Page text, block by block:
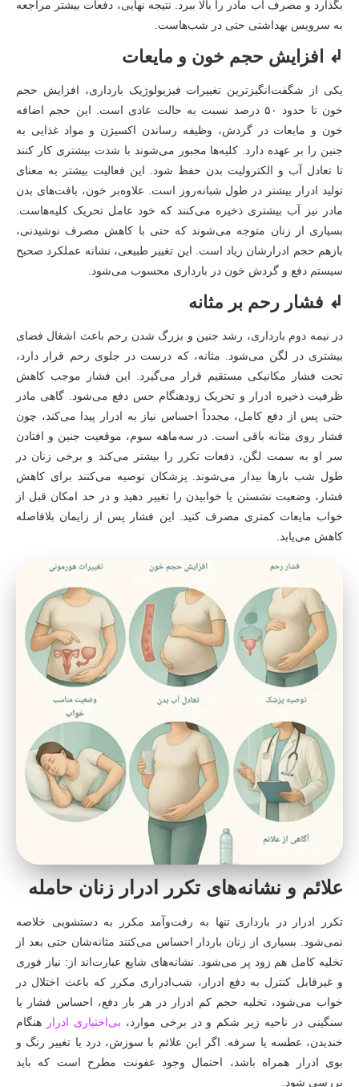
بگذارد و مصرف آب مادر را بالا ببرد. نتیجه نهایی، دفعات بیشتر مراجعه
به سرویس بهداشتی حتی در شب‌هاست.
↲ افزایش حجم خون و مایعات
یکی از شگفت‌انگیزترین تغییرات فیزیولوژیک بارداری، افزایش حجم
خون تا حدود ۵۰ درصد نسبت به حالت عادی است. این حجم اضافه
خون و مایعات در گردش، وظیفه رساندن اکسیژن و مواد غذایی به
جنین را بر عهده دارد. کلیه‌ها مجبور می‌شوند با شدت بیشتری کار کنند
تا تعادل آب و الکترولیت بدن حفظ شود. این فعالیت بیشتر به معنای
تولید ادرار بیشتر در طول شبانه‌روز است. علاوه‌بر خون، بافت‌های بدن
مادر نیز آب بیشتری ذخیره می‌کنند که خود عامل تحریک کلیه‌هاست.
بسیاری از زنان متوجه می‌شوند که حتی با کاهش مصرف نوشیدنی،
بازهم حجم ادرارشان زیاد است. این تغییر طبیعی، نشانه عملکرد صحیح
سیستم دفع و گردش خون در بارداری محسوب می‌شود.
↲ فشار رحم بر مثانه
در نیمه دوم بارداری، رشد جنین و بزرگ شدن رحم باعث اشغال فضای
بیشتری در لگن می‌شود. مثانه، که درست در جلوی رحم قرار دارد،
تحت فشار مکانیکی مستقیم قرار می‌گیرد. این فشار موجب کاهش
ظرفیت ذخیره ادرار و تحریک زودهنگام حس دفع می‌شود. گاهی مادر
حتی پس از دفع کامل، مجدداً احساس نیاز به ادرار پیدا می‌کند، چون
فشار روی مثانه باقی است. در سه‌ماهه سوم، موقعیت جنین و افتادن
سر او به سمت لگن، دفعات تکرر را بیشتر می‌کند و برخی زنان در
طول شب بارها بیدار می‌شوند. پزشکان توصیه می‌کنند برای کاهش
فشار، وضعیت نشستن یا خوابیدن را تغییر دهید و در حد امکان قبل از
خواب مایعات کمتری مصرف کنید. این فشار پس از زایمان بلافاصله
کاهش می‌یابد.
علائم و نشانه‌های تکرر ادرار زنان حامله
تکرر ادرار در بارداری تنها به رفت‌وآمد مکرر به دستشویی خلاصه
نمی‌شود. بسیاری از زنان باردار احساس می‌کنند مثانه‌شان حتی بعد از
تخلیه کامل هم زود پر می‌شود. نشانه‌های شایع عبارت‌اند از: نیاز فوری
و غیرقابل کنترل به دفع ادرار، شب‌ادراری مکرر که باعث اختلال در
خواب می‌شود، تخلیه حجم کم ادرار در هر بار دفع، احساس فشار یا
سنگینی در ناحیه زیر شکم و در برخی موارد، بی‌اختیاری ادرار
هنگام
خندیدن، عطسه یا سرفه. اگر این علائم با سوزش، درد یا تغییر رنگ و
بوی ادرار همراه باشد، احتمال وجود عفونت مطرح است که باید
بررسی شود.